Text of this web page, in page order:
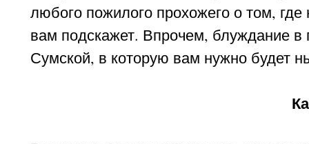
любого пожилого прохожего о том,
вам подскажет. Впрочем, блуждание в
Сумской, в которую вам нужно будет